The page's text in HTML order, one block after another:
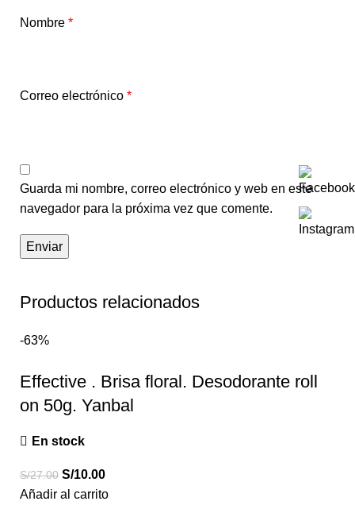
Nombre *
Correo electrónico *
Guarda mi nombre, correo electrónico y web en este
navegador para la próxima vez que comente.
Productos relacionados
-63%
Effective . Brisa floral. Desodorante roll
on 50g. Yanbal
En stock
S/27.00 S/10.00
Añadir al carrito